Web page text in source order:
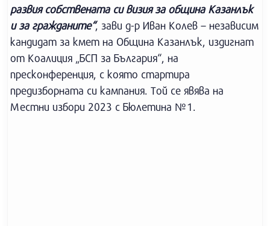
развия собствената си визия за община Казанлък
и за гражданите“, зави д-р Иван Колев – независим
кандидат за кмет на Община Казанлък, издигнат
от Коалиция „БСП за България“, на
пресконференция, с която стартира
предизборната си кампания. Той се явява на
Местни избори 2023 с Бюлетина №1.